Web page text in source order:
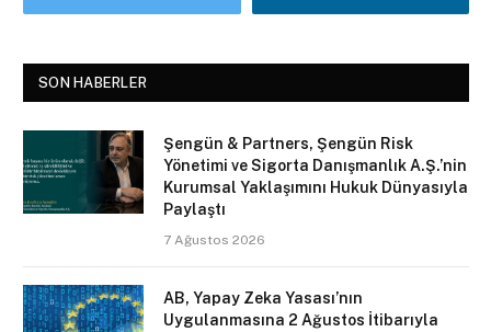
SON HABERLER
Şengün & Partners, Şengün Risk
Yönetimi ve Sigorta Danışmanlık A.Ş.’nin
Kurumsal Yaklaşımını Hukuk Dünyasıyla
Paylaştı
7 Ağustos 2026
AB, Yapay Zeka Yasası’nın
Uygulanmasına 2 Ağustos İtibarıyla